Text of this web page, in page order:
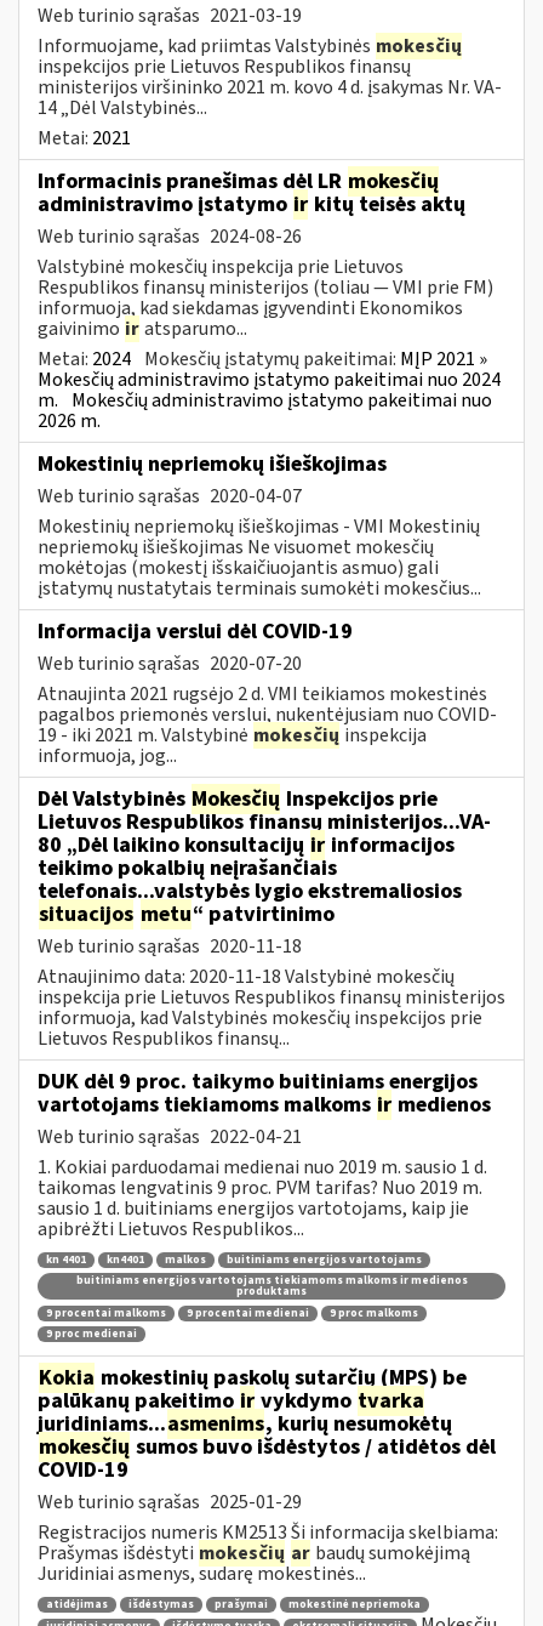
Web turinio sąrašas 2021-03-19
Informuojame, kad priimtas Valstybinės mokesčių
inspekcijos prie Lietuvos Respublikos finansų
ministerijos viršininko 2021 m. kovo 4 d. įsakymas Nr. VA-
14 „Dėl Valstybinės...
Metai: 2021
Informacinis pranešimas dėl LR mokesčių
administravimo įstatymo ir kitų teisės aktų
Web turinio sąrašas 2024-08-26
Valstybinė mokesčių inspekcija prie Lietuvos
Respublikos finansų ministerijos (toliau — VMI prie FM)
informuoja, kad siekdamas įgyvendinti Ekonomikos
gaivinimo iratsparumo...
Metai: 2024 Mokesčių įstatymų pakeitimai: MĮP 2021 »
Mokesčių administravimo įstatymo pakeitimai nuo 2024
m. Mokesčių administravimo įstatymo pakeitimai nuo
2026 m.
Mokestinių nepriemokų išieškojimas
Web turinio sąrašas 2020-04-07
Mokestinių nepriemokų išieškojimas - VMI Mokestinių
nepriemokų išieškojimas Ne visuomet mokesčių
mokėtojas (mokestį išskaičiuojantis asmuo) gali
įstatymų nustatytais terminais sumokėti mokesčius...
Informacija verslui dėl COVID-19
Web turinio sąrašas 2020-07-20
Atnaujinta 2021 rugsėjo 2 d. VMI teikiamos mokestinės
pagalbos priemonės verslui, nukentėjusiam nuo COVID-
19 - iki 2021 m. Valstybinė mokesčių inspekcija
informuoja, jog...
Dėl Valstybinės Mokesčių Inspekcijos prie
Lietuvos Respublikos finansų ministerijos...VA-
80 „Dėl laikino konsultacijų ir informacijos
teikimo pokalbių neįrašančiais
telefonais...valstybės lygio ekstremaliosios
situacijos metu“ patvirtinimo
Web turinio sąrašas 2020-11-18
Atnaujinimo data: 2020-11-18 Valstybinė mokesčių
inspekcija prie Lietuvos Respublikos finansų ministerijos
informuoja, kad Valstybinės mokesčių inspekcijos prie
Lietuvos Respublikos finansų...
DUK dėl 9 proc. taikymo buitiniams energijos
vartotojams tiekiamoms malkoms ir medienos
Web turinio sąrašas 2022-04-21
1. Kokiai parduodamai medienai nuo 2019 m. sausio 1 d.
taikomas lengvatinis 9 proc. PVM tarifas? Nuo 2019 m.
sausio 1 d. buitiniams energijos vartotojams, kaip jie
apibrėžti Lietuvos Respublikos...
kn 4401 kn4401 malkos
buitiniams energijos vartotojams
buitiniams energijos vartotojams tiekiamoms malkoms ir medienos
produktams
9 procentai malkoms
9 procentai medienai
9 proc malkoms
9 proc medienai
Kokia mokestinių paskolų sutarčių (MPS) be
palūkanų pakeitimo ir vykdymo tvarka
juridiniams...asmenims, kurių nesumokėtų
mokesčių sumos buvo išdėstytos / atidėtos dėl
COVID-19
Web turinio sąrašas 2025-01-29
Registracijos numeris KM2513 Ši informacija skelbiama:
Prašymas išdėstyti mokesčių ar baudų sumokėjimą
Juridiniai asmenys, sudarę mokestinės...
atidėjimas išdėstymas prašymai
mokestinė nepriemoka